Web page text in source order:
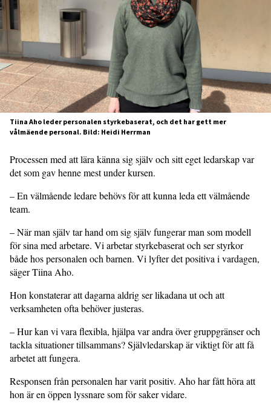
Tiina Aho leder personalen styrkebaserat, och det har gett mer
vålmäende personal. Bild: Heidi Herrman
Processen med att lära känna sig själv och sitt eget ledarskap var
det som gav henne mest under kursen.
– En välmående ledare behövs för att kunna leda ett välmående
team.
– När man själv tar hand om sig själv fungerar man som modell
för sina med arbetare. Vi arbetar styrkebaserat och ser styrkor
både hos personalen och barnen. Vi lyfter det positiva i vardagen,
säger Tiina Aho.
Hon konstaterar att dagarna aldrig ser likadana ut och att
verksamheten ofta behöver justeras.
– Hur kan vi vara flexibla, hjälpa var andra över gruppgränser och
tackla situationer tillsammans? Självledarskap är viktigt för att få
arbetet att fungera.
Responsen från personalen har varit positiv. Aho har fått höra att
hon är en öppen lyssnare som för saker vidare.